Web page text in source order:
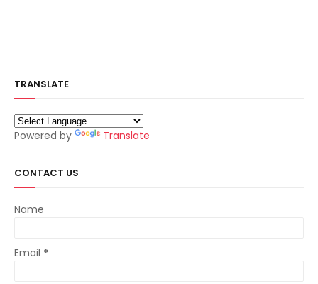
TRANSLATE
Powered by Translate
CONTACT US
Name
Email *